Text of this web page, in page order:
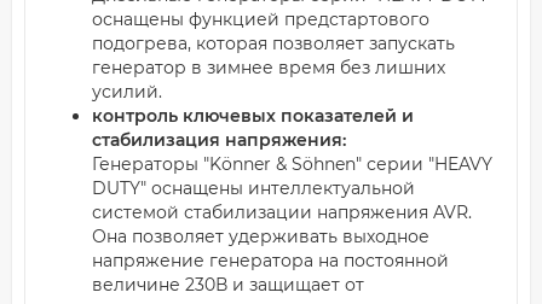
оснащены функцией предстартового
подогрева, которая позволяет запускать
генератор в зимнее время без лишних
усилий.
контроль ключевых показателей и
стабилизация напряжения:
Генераторы "Könner & Söhnen" серии "HEAVY
DUTY" оснащены интеллектуальной
системой стабилизации напряжения AVR.
Она позволяет удерживать выходное
напряжение генератора на постоянной
величине 230В и защищает от